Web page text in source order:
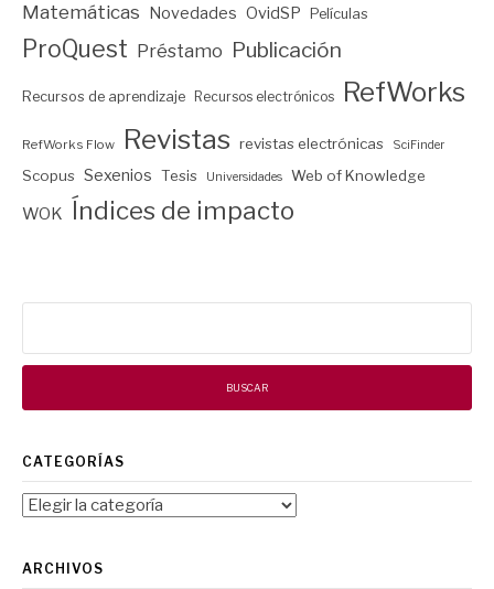
Matemáticas Novedades OvidSP Películas
ProQuest Préstamo Publicación
Recursos de aprendizaje Recursos electrónicos RefWorks
RefWorks Flow Revistas revistas electrónicas SciFinder
Scopus Sexenios Tesis Universidades Web of Knowledge
WOK Índices de impacto
CATEGORÍAS
Categorías
ARCHIVOS